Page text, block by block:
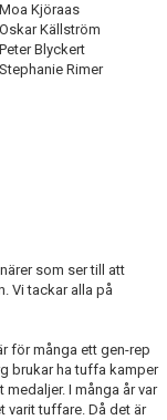
Moa Kjöraas
Oskar Källström
Peter Blyckert
Stephanie Rimer
som ser till att
Vi tackar alla på
för många ett gen-rep
brukar ha tuffa kamper
I många år var
varit tuffare. Då det är